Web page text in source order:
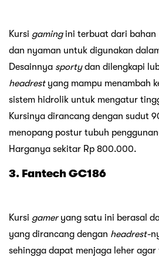
Kursi gamingini terbuat dari bahan
dan nyaman untuk digunakan
Desainnya sportydan dilengkapi
headrest yang mampu menambah
sistem hidrolik untuk mengatur
Kursinya dirancang dengan sudut
menopang postur tubuh
Harganya sekitar Rp 800.000.
3. Fantech GC186
Kursi gameryang satu ini berasal
yang dirancang dengan headrest-
sehingga dapat menjaga leher